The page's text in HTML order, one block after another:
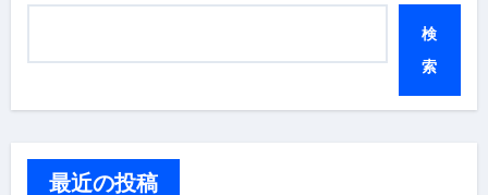
検
索
最近の投稿